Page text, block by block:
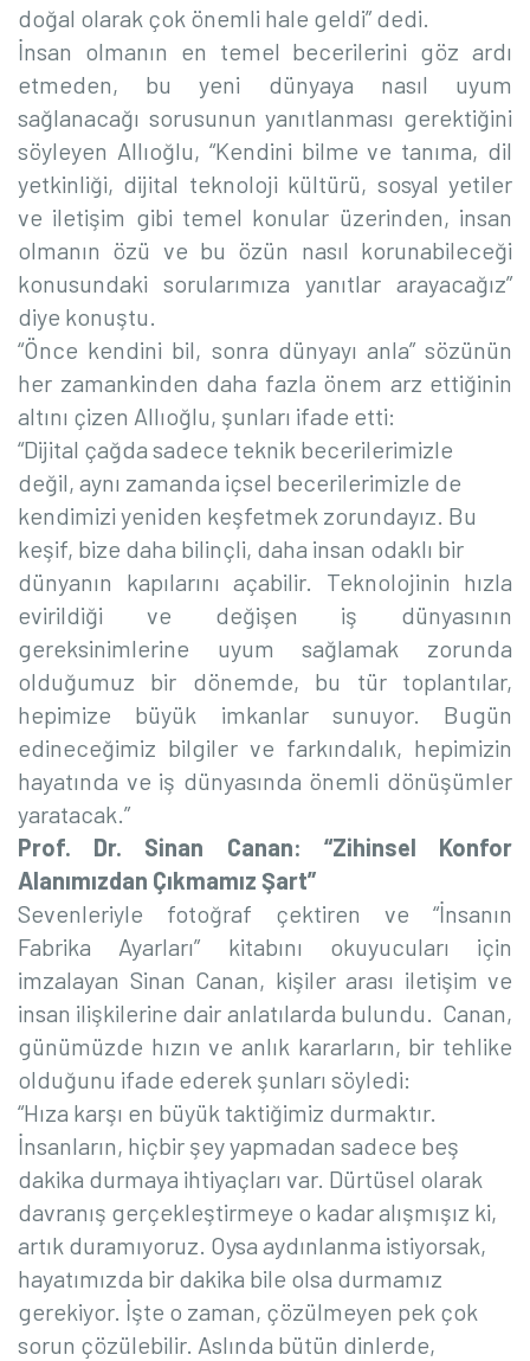
doğal olarak çok önemli hale geldi” dedi.
İnsan olmanın en temel becerilerini göz ardı
etmeden, bu yeni dünyaya nasıl uyum
sağlanacağı sorusunun yanıtlanması gerektiğini
söyleyen Allıoğlu, “Kendini bilme ve tanıma, dil
yetkinliği, dijital teknoloji kültürü, sosyal yetiler
ve iletişim gibi temel konular üzerinden, insan
olmanın özü ve bu özün nasıl korunabileceği
konusundaki sorularımıza yanıtlar arayacağız”
diye konuştu.
“Önce kendini bil, sonra dünyayı anla” sözünün
her zamankinden daha fazla önem arz ettiğinin
altını çizen Allıoğlu, şunları ifade etti:
“Dijital çağda sadece teknik becerilerimizle
değil, aynı zamanda içsel becerilerimizle de
kendimizi yeniden keşfetmek zorundayız. Bu
keşif, bize daha bilinçli, daha insan odaklı bir
dünyanın kapılarını açabilir. Teknolojinin hızla
evirildiği ve değişen iş dünyasının
gereksinimlerine uyum sağlamak zorunda
olduğumuz bir dönemde, bu tür toplantılar,
hepimize büyük imkanlar sunuyor. Bugün
edineceğimiz bilgiler ve farkındalık, hepimizin
hayatında ve iş dünyasında önemli dönüşümler
yaratacak.”
Prof. Dr. Sinan Canan: “Zihinsel Konfor
Alanımızdan Çıkmamız Şart”
Sevenleriyle fotoğraf çektiren ve “İnsanın
Fabrika Ayarları” kitabını okuyucuları için
imzalayan Sinan Canan, kişiler arası iletişim ve
insan ilişkilerine dair anlatılarda bulundu.
Canan,
günümüzde hızın ve anlık kararların, bir tehlike
olduğunu ifade ederek şunları söyledi:
“Hıza karşı en büyük taktiğimiz durmaktır.
İnsanların, hiçbir şey yapmadan sadece beş
dakika durmaya ihtiyaçları var. Dürtüsel olarak
davranış gerçekleştirmeye o kadar alışmışız ki,
artık duramıyoruz. Oysa aydınlanma istiyorsak,
hayatımızda bir dakika bile olsa durmamız
gerekiyor. İşte o zaman, çözülmeyen pek çok
sorun çözülebilir. Aslında bütün dinlerde,